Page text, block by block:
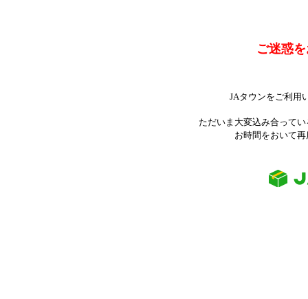
ご迷惑
JAタウンをご利用
ただいま大変込み合って
お時間をおいて